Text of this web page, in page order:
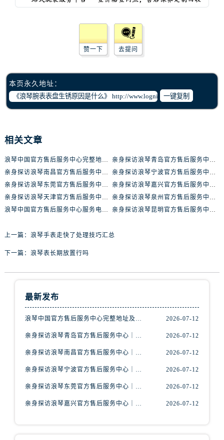
辽宁省朝阳市双塔区新华路浪琴售后服务中心（需提前预约）
辽宁省锦州市古塔区中央大街浪琴售后服务中心（需提前预约）
辽宁省沈阳市沈河区中街路83号亨得利名表维修授权店1楼浪琴售后服务中心（需提前预约）
北京市朝阳区建国门外大街甲6号华熙国际中心D座11层1102室浪琴售后服务中心（需提前预约）
北京市东城区东长安街1号王府井东方广场W3座6层602室浪琴售后服务中心（需提前预约）
河北省保定市竞秀区朝阳北大街北国先天下浪琴售后服务中心（需提前预约）
内蒙古自治区阿拉善盟市左旗土尔扈特大街浪琴售后服务中心（需提前预约）
山西省吕梁市离石区永宁中路与建设街交叉口浪琴售后服务中心（需提前预约）
赞一下 去提问
本页永久地址：
一键复制
相关文章
浪琴中国官方售后服务中心完整地址及热线实地考察报告+多信源验证（2026年7月最新）
亲身探访浪琴青岛官方售后服务中心｜最新电话及地址（2026年7月最新）
亲身探访浪琴南昌官方售后服务中心｜最新电话及地址（2026年7月最新）
亲身探访浪琴宁波官方售后服务中心｜网点地址及售后热线（2026年7月最新）
亲身探访浪琴东莞官方售后服务中心｜地址与联系电话（2026年7月最新）
亲身探访浪琴嘉兴官方售后服务中心｜热线电话与网点地址（2026年7月最新）
亲身探访浪琴天津官方售后服务中心｜详细地址与售后电话（2026年7月最新）
亲身探访浪琴泉州官方售后服务中心｜全新地址电话一览（2026年7月最新）
浪琴中国官方售后服务中心服务电话与网点地址实地考察报告_多信源验证（2026年7月最新）
亲身探访浪琴昆明官方售后服务中心｜最新地址与售后热线（2026年7月最新）
上一篇： 浪琴手表走快了处理技巧汇总
下一篇： 浪琴表长期放置行吗
最新发布
浪琴中国官方售后服务中心完整地址及热线实地考察报告+多信源验证（2026年7月最新） 2026-07-12
亲身探访浪琴青岛官方售后服务中心｜最新电话及地址（2026年7月最新） 2026-07-12
亲身探访浪琴南昌官方售后服务中心｜最新电话及地址（2026年7月最新） 2026-07-12
亲身探访浪琴宁波官方售后服务中心｜网点地址及售后热线（2026年7月最新） 2026-07-12
亲身探访浪琴东莞官方售后服务中心｜地址与联系电话（2026年7月最新） 2026-07-12
亲身探访浪琴嘉兴官方售后服务中心｜热线电话与网点地址（2026年7月最新） 2026-07-12